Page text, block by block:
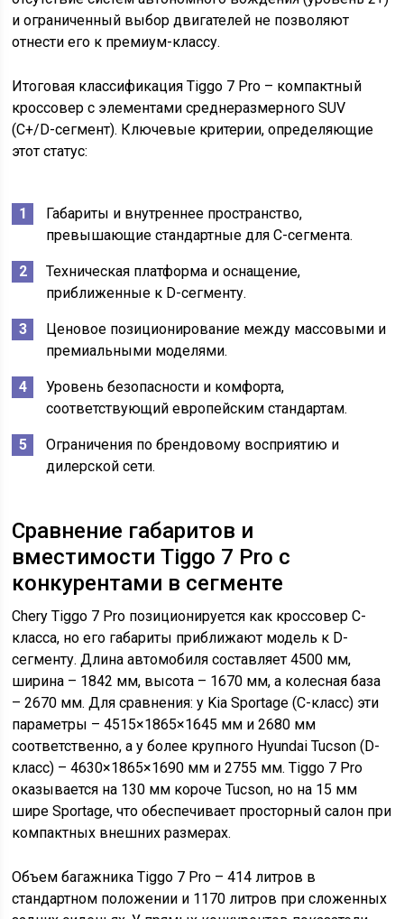
и ограниченный выбор двигателей не позволяют
отнести его к премиум-классу.
Итоговая классификация Tiggo 7 Pro – компактный
кроссовер с элементами среднеразмерного SUV
(C+/D-сегмент). Ключевые критерии, определяющие
этот статус:
Габариты и внутреннее пространство,
превышающие стандартные для C-сегмента.
Техническая платформа и оснащение,
приближенные к D-сегменту.
Ценовое позиционирование между массовыми и
премиальными моделями.
Уровень безопасности и комфорта,
соответствующий европейским стандартам.
Ограничения по брендовому восприятию и
дилерской сети.
Сравнение габаритов и
вместимости Tiggo 7 Pro с
конкурентами в сегменте
Chery Tiggo 7 Pro позиционируется как кроссовер C-
класса, но его габариты приближают модель к D-
сегменту. Длина автомобиля составляет 4500 мм,
ширина – 1842 мм, высота – 1670 мм, а колесная база
– 2670 мм. Для сравнения: у Kia Sportage (C-класс) эти
параметры – 4515×1865×1645 мм и 2680 мм
соответственно, а у более крупного Hyundai Tucson (D-
класс) – 4630×1865×1690 мм и 2755 мм. Tiggo 7 Pro
оказывается на 130 мм короче Tucson, но на 15 мм
шире Sportage, что обеспечивает просторный салон при
компактных внешних размерах.
Объем багажника Tiggo 7 Pro – 414 литров в
стандартном положении и 1170 литров при сложенных